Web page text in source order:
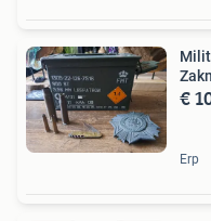
€
Erp